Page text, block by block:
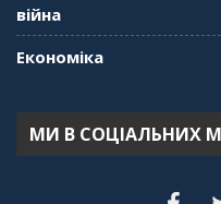
війна
Економіка
МИ В СОЦІАЛЬНИХ